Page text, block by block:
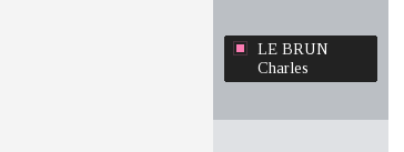
LE BRUN
Charles